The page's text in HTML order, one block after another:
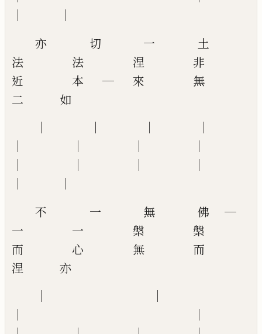
亦 切 一 土
法 法 涅 非
近 本 ─ 來 無
二 如
不 一 無 佛 ─
一 一 槃 槃
而 心 無 而
涅 亦